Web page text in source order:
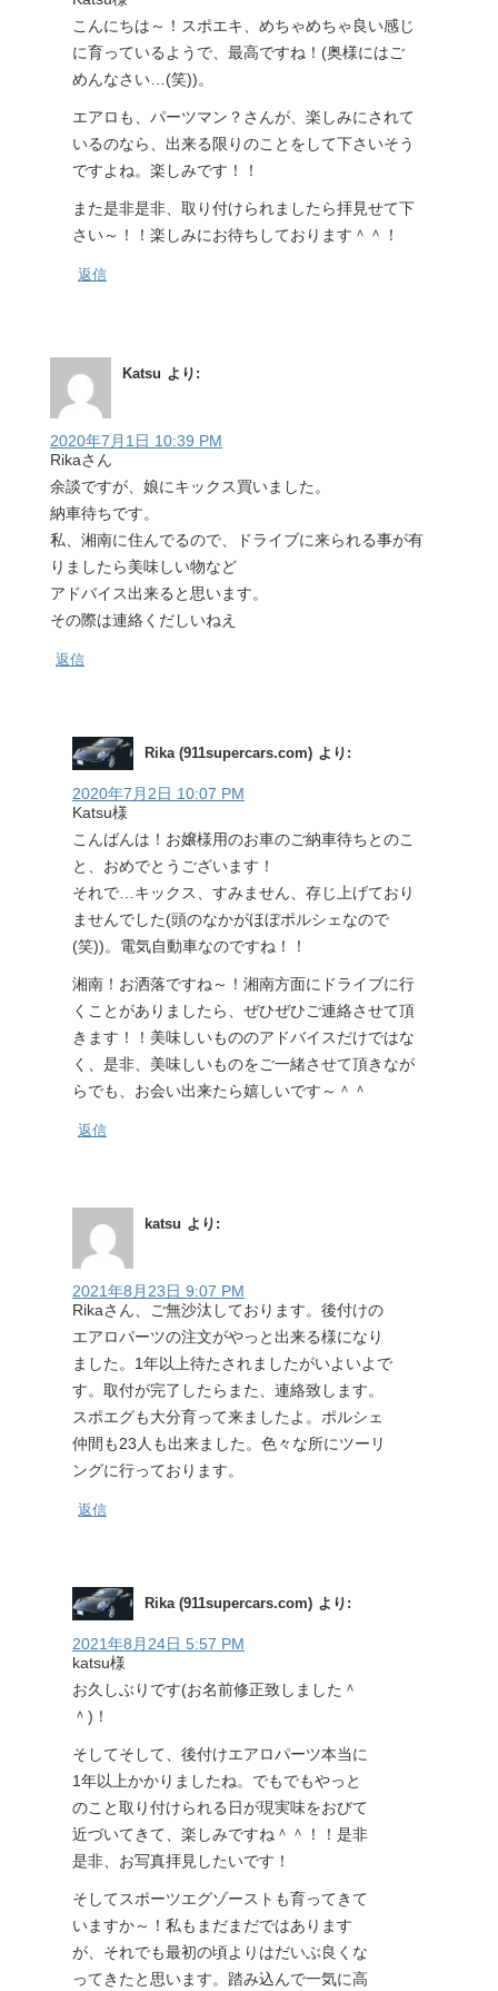
こんにちは～！スポエキ、めちゃめちゃ良い感じ
に育っているようで、最高ですね！(奥様にはご
めんなさい…(笑))。
エアロも、パーツマン？さんが、楽しみにされて
いるのなら、出来る限りのことをして下さいそう
ですよね。楽しみです！！
また是非是非、取り付けられましたら拝見せて下
さい～！！楽しみにお待ちしております＾＾！
返信
Katsu より:
2020年7月1日 10:39 PM
Rikaさん
余談ですが、娘にキックス買いました。
納車待ちです。
私、湘南に住んでるので、ドライブに来られる事が有
りましたら美味しい物など
アドバイス出来ると思います。
その際は連絡くだしいねえ
返信
Rika (911supercars.com) より:
2020年7月2日 10:07 PM
Katsu様
こんばんは！お嬢様用のお車のご納車待ちとのこ
と、おめでとうございます！
それで…キックス、すみません、存じ上げており
ませんでした(頭のなかがほぼポルシェなので
(笑))。電気自動車なのですね！！
湘南！お洒落ですね～！湘南方面にドライブに行
くことがありましたら、ぜひぜひご連絡させて頂
きます！！美味しいもののアドバイスだけではな
く、是非、美味しいものをご一緒させて頂きなが
らでも、お会い出来たら嬉しいです～＾＾
返信
katsu より:
2021年8月23日 9:07 PM
Rikaさん、ご無沙汰しております。後付けの
エアロパーツの注文がやっと出来る様になり
ました。1年以上待たされましたがいよいよで
す。取付が完了したらまた、連絡致します。
スポエグも大分育って来ましたよ。ポルシェ
仲間も23人も出来ました。色々な所にツーリ
ングに行っております。
返信
Rika (911supercars.com) より:
2021年8月24日 5:57 PM
katsu様
お久しぶりです(お名前修正致しました＾
＾)！
そしてそして、後付けエアロパーツ本当に
1年以上かかりましたね。でもでもやっと
のこと取り付けられる日が現実味をおびて
近づいてきて、楽しみですね＾＾！！是非
是非、お写真拝見したいです！
そしてスポーツエグゾーストも育ってきて
いますか～！私もまだまだではあります
が、それでも最初の頃よりはだいぶ良くな
ってきたと思います。踏み込んで一気に高